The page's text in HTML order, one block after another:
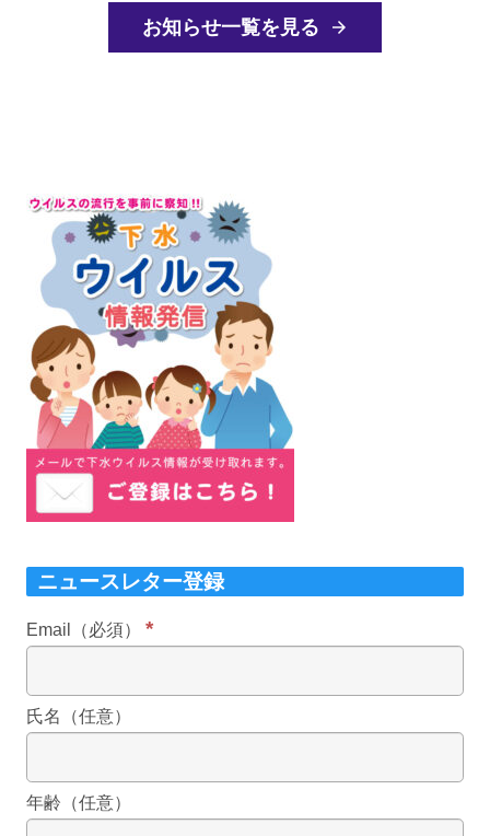
お知らせ一覧を見る arrow_forward
ニュースレター登録
Email（必須） *
氏名（任意）
年齢（任意）